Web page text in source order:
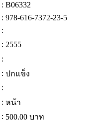
: B06332
: 978-616-7372-23-5
:
: 2555
:
: ปกแข็ง
:
: หน้า
: 500.00 บาท